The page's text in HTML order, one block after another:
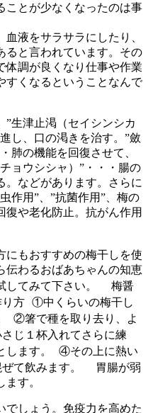
ことが少なくなったのは事
液をサラサラにしたり、
ると言われています。その
体調が良くなり仕事や作業
すくなるということなんで
生津止渇（セイシンシカ
し、口の渇きを治す。”斂
肺の機能を回復させて、
ョウシシャ）”・・・腸の
。などがあります。さらに
作用”、”抗菌作用”、梅の
復や老化防止。抗がん作用
にもおすすめの梅干しを使
伝わるおばあちゃんの知恵
してみて下さい。 梅醤
方 ①中くらいの梅干し
②箸で種を取り去り、よ
じ１杯入れてさらに練
します。 ④その上に熱い
て飲みます。 胃腸が弱
す。
でしょう。免疫力を高めた